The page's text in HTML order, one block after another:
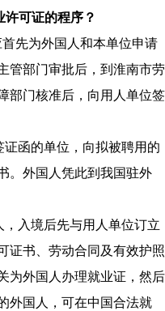
可证的程序？
先为外国人和本单位申请
管部门审批后，到淮南市劳
部门核准后，向用人单位签
函的单位，向拟被聘用的
。外国人凭此到我国驻外
入境后先与用人单位订立
证书、劳动合同及有效护照
为外国人办理就业证，然后
外国人，可在中国合法就